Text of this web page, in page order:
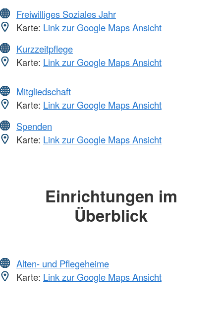
Freiwilliges Soziales Jahr
Karte: Link zur Google Maps Ansicht
Kurzzeitpflege
Karte: Link zur Google Maps Ansicht
Mitgliedschaft
Karte: Link zur Google Maps Ansicht
Spenden
Karte: Link zur Google Maps Ansicht
Einrichtungen im
Überblick
Alten- und Pflegeheime
Karte: Link zur Google Maps Ansicht